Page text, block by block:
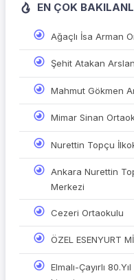
EN ÇOK
Ağaçlı İsa Arman
Şehit Atakan
Mahmut Gökmen
Mimar Sinan
Nurettin Topçu
Ankara Nurettin
Merkezi
Cezeri Ortaokulu
ÖZEL ESENYURT
Elmalı-Çayırlı